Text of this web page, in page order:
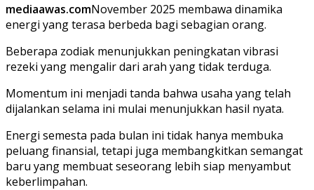
mediaawas.comNovember 2025 membawa dinamika
energi yang terasa berbeda bagi sebagian orang.
Beberapa zodiak menunjukkan peningkatan vibrasi
rezeki yang mengalir dari arah yang tidak terduga.
Momentum ini menjadi tanda bahwa usaha yang telah
dijalankan selama ini mulai menunjukkan hasil nyata.
Energi semesta pada bulan ini tidak hanya membuka
peluang finansial, tetapi juga membangkitkan semangat
baru yang membuat seseorang lebih siap menyambut
keberlimpahan.